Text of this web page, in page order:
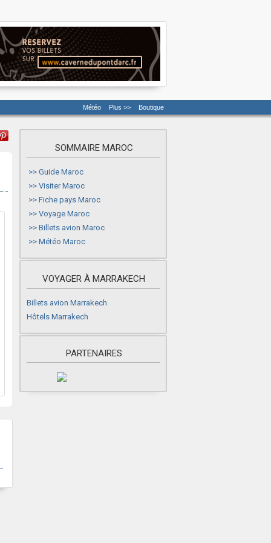
Météo Plus >> Boutique
SOMMAIRE MAROC
>> Guide Maroc
>> Visiter Maroc
>> Fiche pays Maroc
>> Voyage Maroc
>> Billets avion Maroc
>> Météo Maroc
VOYAGER À MARRAKECH
Billets avion Marrakech
Hôtels Marrakech
PARTENAIRES